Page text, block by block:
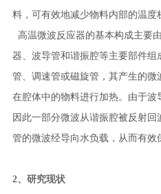
料，可有效地减少物料内部的温度
高温微波反应器的基本构成主要
器、波导管和谐振腔等主要部件
管、调速管或磁旋管，其产生的
在腔体中的物料进行加热。由于波
因此一部分微波从谐振腔被反射
管的微波经导向水负载，从而有效
2、研究现状